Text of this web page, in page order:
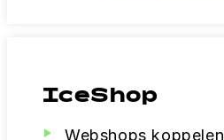
IceShop
Webshops koppelen